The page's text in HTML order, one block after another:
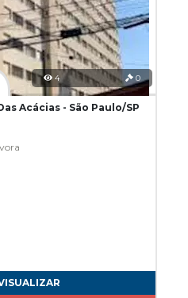
4 0
Acácias - São Paulo/SP